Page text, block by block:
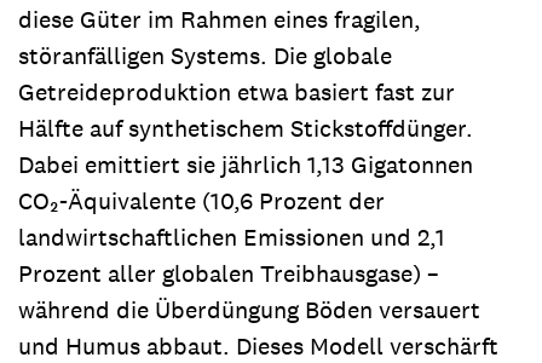
diese Güter im Rahmen eines fragilen,
störanfälligen Systems. Die globale
Getreideproduktion etwa basiert fast zur
Hälfte auf synthetischem Stickstoffdünger.
Dabei emittiert sie jährlich 1,13 Gigatonnen
CO₂‑Äquivalente (10,6 Prozent der
landwirtschaftlichen Emissionen und 2,1
Prozent aller globalen Treibhausgase) –
während die Überdüngung Böden versauert
und Humus abbaut. Dieses Modell verschärft